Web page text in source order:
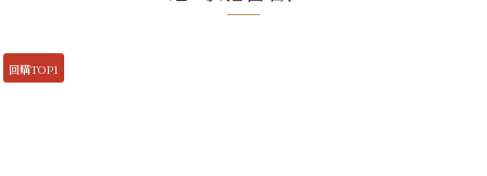
回購TOP1